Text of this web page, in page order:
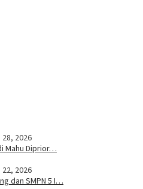
28, 2026
Mahu Diprior…
22, 2026
dan SMPN 5 I…